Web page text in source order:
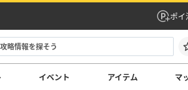
ポイ
イベント アイテム マ